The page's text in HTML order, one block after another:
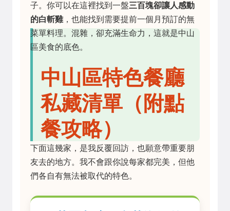
子。你可以在這裡找到一盤三百塊卻讓人感動
的白斬雞，也能找到需要提前一個月預訂的無
菜單料理。混雜，卻充滿生命力，這就是中山
區美食的底色。
中山區特色餐廳
私藏清單（附點
餐攻略）
下面這幾家，是我反覆回訪，也願意帶重要朋
友去的地方。我不會跟你說每家都完美，但他
們各自有無法被取代的特色。